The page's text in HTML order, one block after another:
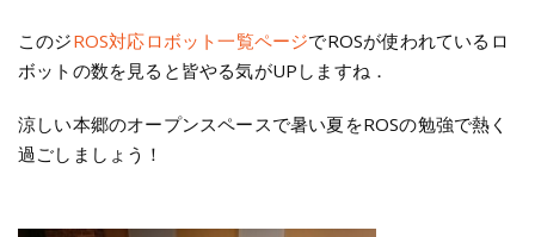
このジROS対応ロボット一覧ページでROSが使われているロ
ボットの数を見ると皆やる気がUPしますね．
涼しい本郷のオープンスペースで暑い夏をROSの勉強で熱く
過ごしましょう！